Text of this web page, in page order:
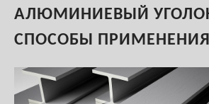
АЛЮМИНИЕВЫЙ
СПОСОБЫ ПРИМЕНЕНИЯ